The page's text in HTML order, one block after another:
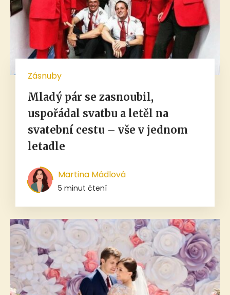
Zásnuby
Mladý pár se zasnoubil,
uspořádal svatbu a letěl na
svatební cestu – vše v jednom
letadle
Martina Mádlová
5 minut čtení